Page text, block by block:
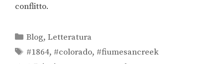
conflitto.
Blog,Letteratura
#1864, #colorado, #fiumesancreek